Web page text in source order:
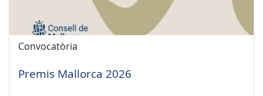
Convocatòria
Premis Mallorca 2026